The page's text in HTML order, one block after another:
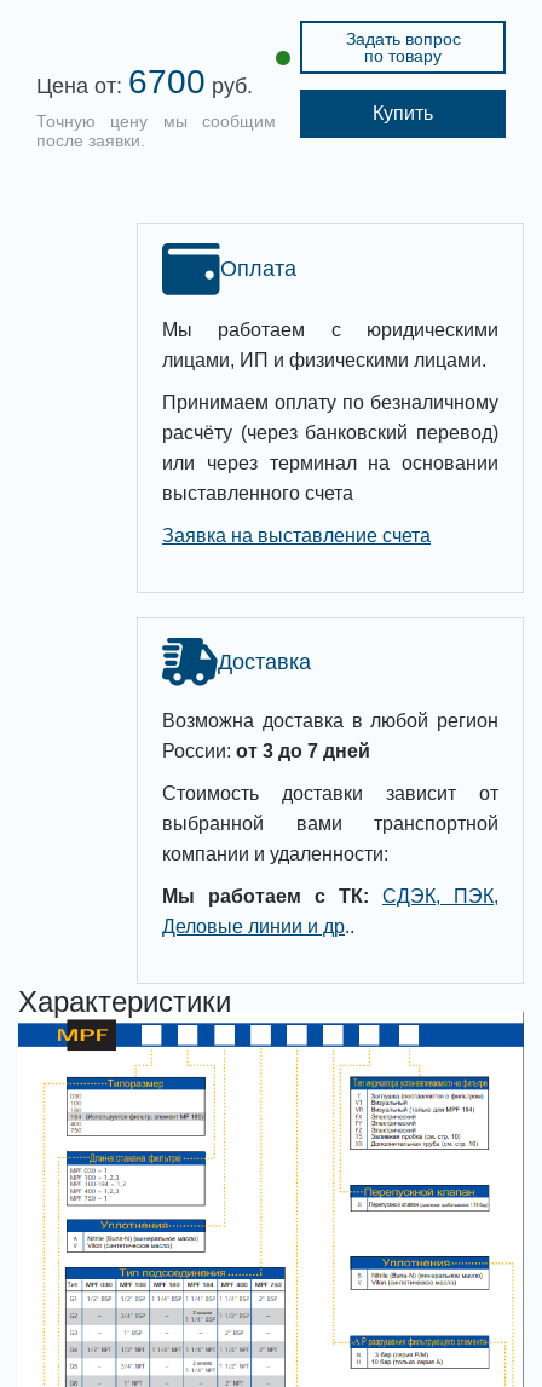
Цена от: 6700 руб.
Точную цену мы сообщим
после заявки.
Задать вопрос
по товару
Купить
Оплата
Мы работаем с юридическими
лицами, ИП и физическими лицами.
Принимаем оплату по безналичному
расчёту (через банковский перевод)
или через терминал на основании
выставленного счета
Заявка на выставление счета
Доставка
Возможна доставка в любой регион
России: от 3 до 7 дней
Стоимость доставки зависит от
выбранной вами транспортной
компании и удаленности:
Мы работаем с ТК:
СДЭК, ПЭК,
Деловые линии и др..
Характеристики